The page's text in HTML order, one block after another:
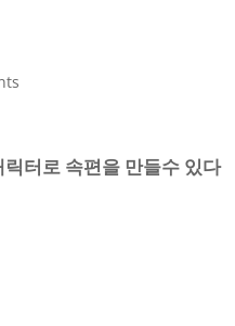
터로 속편을 만들수 있다